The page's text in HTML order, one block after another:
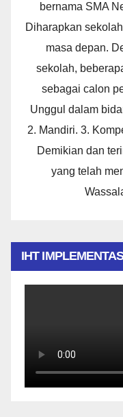
bernama SMA
Diharapkan
masa depan.
sekolah,
sebagai calon
Unggul dalam
2. Mandiri. 3.
Demikian dan
yang telah
IHT